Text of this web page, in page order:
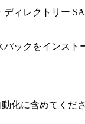
ィレクトリー
ックをインスト
化に含めてくださ